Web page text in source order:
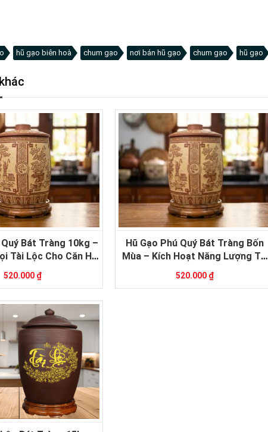
hũ gạo biên hoà chum gạo nơi bán hũ gạo chum gạo hũ gạo
Quý Bát Tràng 10kg –
Tài Lộc Cho Căn Hộ
Hiện Đại
520.000 ₫
Hũ Gạo Phú Quý Bát Tràng Bốn
Mùa – Kích Hoạt Năng Lượng Tài
Lộc, Sức Khỏe Cho Gia Đình
520.000 ₫